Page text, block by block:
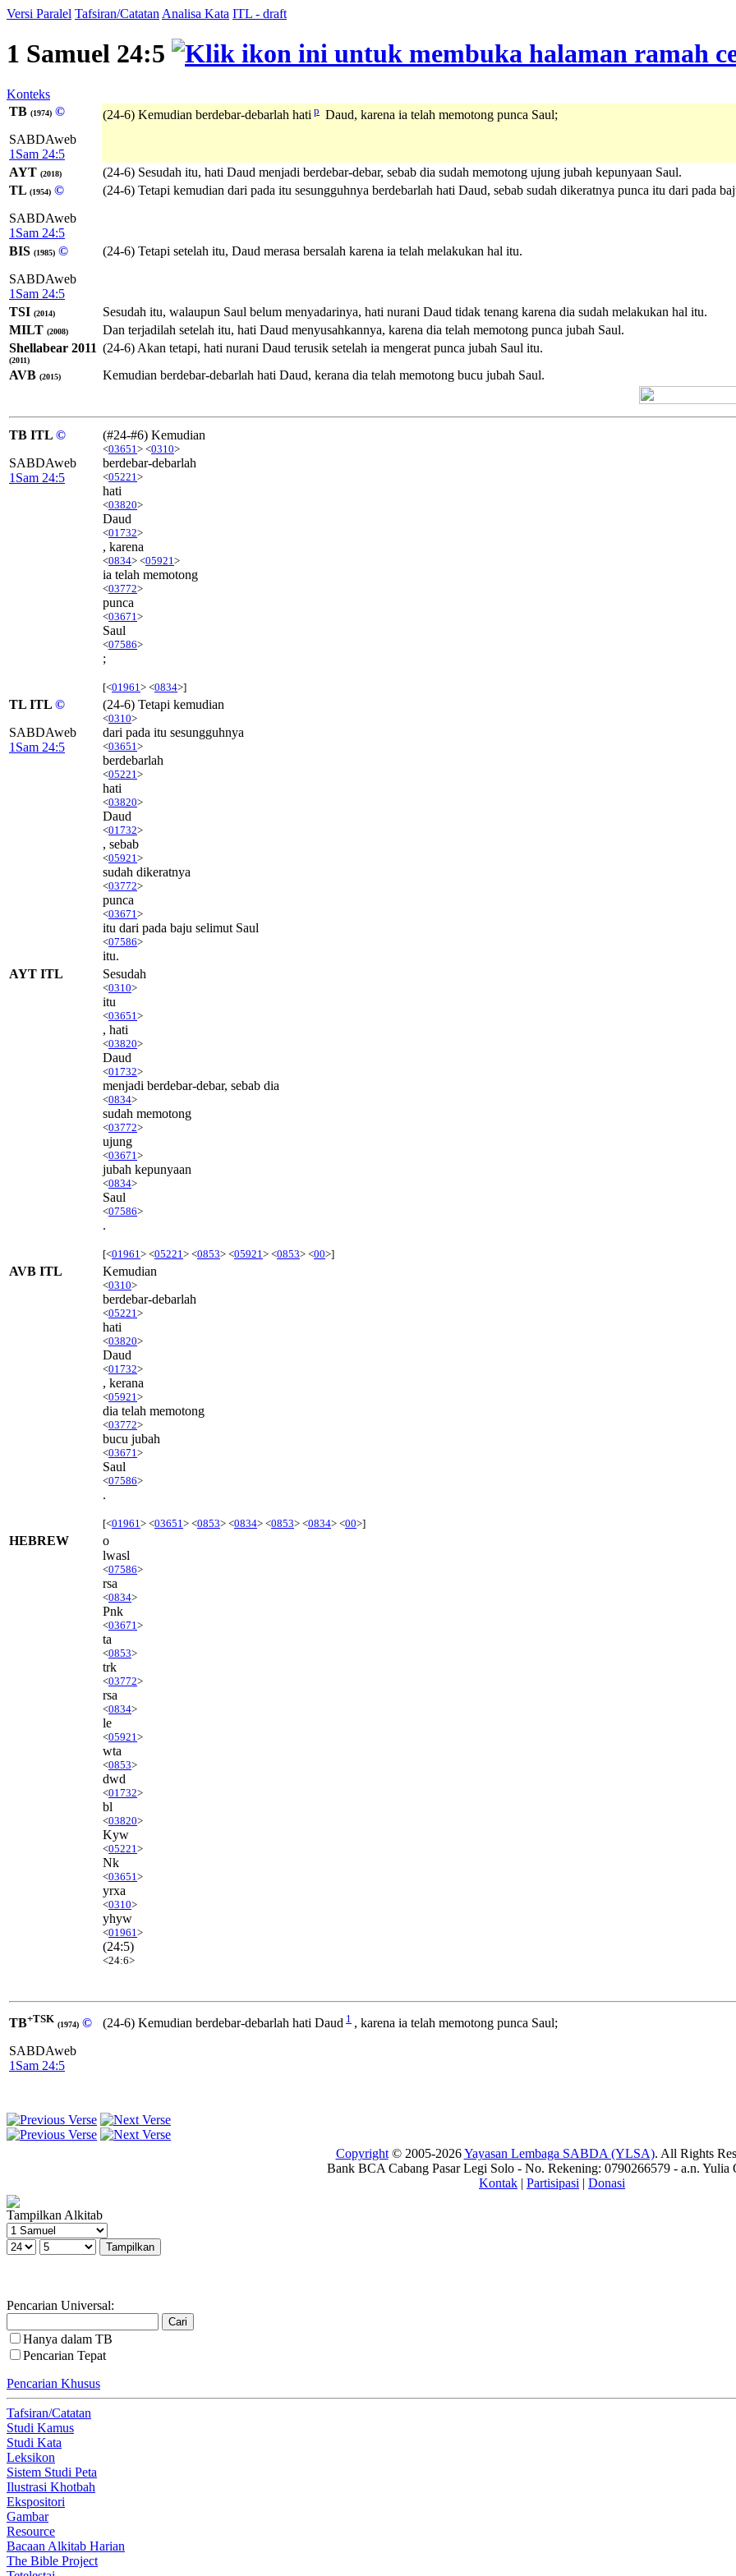
Versi Paralel Tafsiran/Catatan Analisa Kata ITL - draft
1 Samuel 24:5
Konteks
TB (1974) ©
SABDAweb
1Sam 24:5
(24-6) Kemudian berdebar-debarlah hati p Daud, karena ia telah memotong punca Saul;
AYT (2018)
(24-6) Sesudah itu, hati Daud menjadi berdebar-debar, sebab dia sudah memotong ujung jubah kepunyaan Saul.
TL (1954) ©
SABDAweb
1Sam 24:5
(24-6) Tetapi kemudian dari pada itu sesungguhnya berdebarlah hati Daud, sebab sudah dikeratnya punca itu dari pada
BIS (1985) ©
SABDAweb
1Sam 24:5
(24-6) Tetapi setelah itu, Daud merasa bersalah karena ia telah melakukan hal itu.
TSI (2014)
Sesudah itu, walaupun Saul belum menyadarinya, hati nurani Daud tidak tenang karena dia sudah melakukan hal itu.
MILT (2008)
Dan terjadilah setelah itu, hati Daud menyusahkannya, karena dia telah memotong punca jubah Saul.
Shellabear 2011
(2011)
(24-6) Akan tetapi, hati nurani Daud terusik setelah ia mengerat punca jubah Saul itu.
AVB (2015) Kemudian berdebar-debarlah hati Daud, kerana dia telah memotong bucu jubah Saul.
TB ITL ©
SABDAweb
1Sam 24:5
(#24-#6) Kemudian
<03651 > <0310>
berdebar-debarlah
<05221 >
hati
<03820>
Daud
<01732>
, karena
<0834> <05921 >
ia telah memotong
<03772>
punca
<03671 >
Saul
<07586>
;
[<01961 > <0834>]
TL ITL ©
SABDAweb
1Sam 24:5
(24-6) Tetapi kemudian
<0310>
dari pada itu sesungguhnya
<03651 >
berdebarlah
<05221 >
hati
<03820>
Daud
<01732>
, sebab
<05921 >
sudah dikeratnya
<03772>
punca
<03671 >
itu dari pada baju selimut Saul
<07586>
itu.
AYT ITL
Sesudah
<0310>
itu
<03651 >
, hati
<03820>
Daud
<01732>
menjadi berdebar-debar, sebab dia
<0834>
sudah memotong
<03772>
ujung
<03671 >
jubah kepunyaan
<0834>
Saul
<07586>
.
[<01961 > <05221 > <0853> <05921 > <0853> <00>]
AVB ITL Kemudian
<0310>
berdebar-debarlah
<05221 >
hati
<03820>
Daud
<01732>
, kerana
<05921 >
dia telah memotong
<03772>
bucu jubah
<03671 >
Saul
<07586>
.
[<01961 > <03651 > <0853> <0834> <0853> <0834> <00>]
HEBREW
o
lwasl
<07586>
rsa
<0834>
Pnk
<03671 >
ta
<0853>
trk
<03772>
rsa
<0834>
le
<05921 >
wta
<0853>
dwd
<01732>
bl
<03820>
Kyw
<05221 >
Nk
<03651 >
yrxa
<0310>
yhyw
<01961 >
(24:5)
<24:6>
TB+TSK (1974) ©
SABDAweb
1Sam 24:5
(24-6) Kemudian berdebar-debarlah hati Daud 1 , karena ia telah memotong punca Saul;
Copyright© 2005-2026Yayasan Lembaga SABDA (YLSA). All Rights
Bank BCA Cabang Pasar Legi Solo - No. Rekening: 0790266579 - a.n. Yulia
Kontak | Partisipasi | Donasi
Tampilkan Alkitab
Pencarian Universal:
Hanya dalam TB
Pencarian Tepat
Pencarian Khusus
Tafsiran/Catatan
Studi Kamus
Studi Kata
Leksikon
Sistem Studi Peta
Ilustrasi Khotbah
Ekspositori
Gambar
Resource
Bacaan Alkitab Harian
The Bible Project